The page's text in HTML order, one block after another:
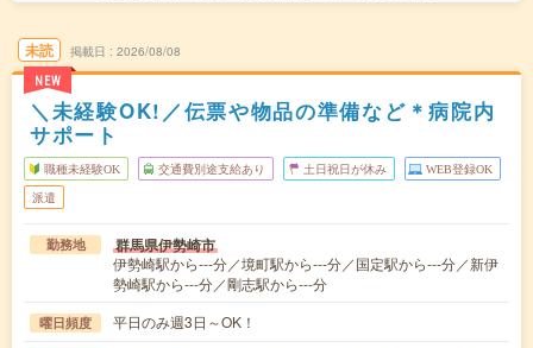
未読
NEW
掲載日 2026/08/08
＼未経験OK!／伝票や物品の準備など＊病院内
サポート
職種未経験OK 交通費別途支給あり 土日祝日が休み WEB登録OK
派遣
勤務地 群馬県伊勢崎市
伊勢崎駅から---分／境町駅から---分／国定駅から---分／新伊
勢崎駅から---分／剛志駅から---分
曜日頻度 平日のみ週3日～OK！